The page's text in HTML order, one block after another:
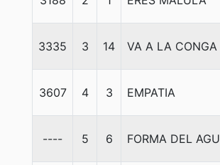
3335 3 14 VA A LA CONGA
3607 4 3 EMPATIA
---- 5 6 FORMA DEL AGU